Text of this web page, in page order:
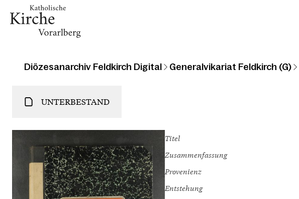
Diözesanarchiv Feldkirch Digital Generalvikariat Feldkirch (G)
UNTERBESTAND
Titel
Zusammenfassung
Provenienz
Entstehung